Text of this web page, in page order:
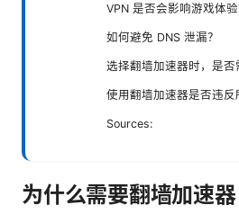
VPN 是否会影响游戏体验
如何避免 DNS 泄漏？
选择翻墙加速器时，是否
使用翻墙加速器是否违反
Sources:
为什么需要翻墙加速器